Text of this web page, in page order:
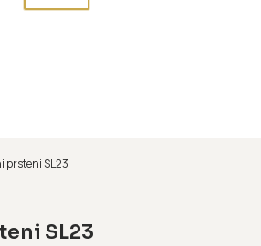
prsteni SL23
SL23